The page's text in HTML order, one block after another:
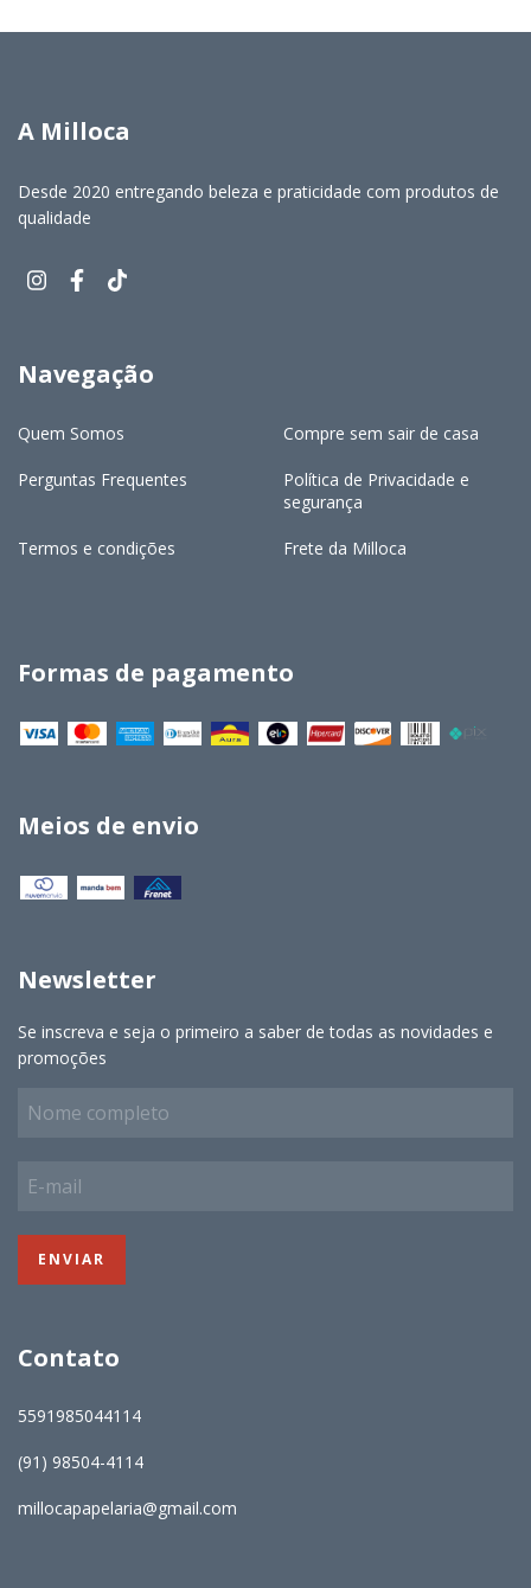
A Milloca
Desde 2020 entregando beleza e praticidade com produtos de
qualidade
Navegação
Quem Somos Compre sem sair de casa
Perguntas Frequentes
Política de Privacidade e
segurança
Termos e condições Frete da Milloca
Formas de pagamento
Meios de envio
Newsletter
Se inscreva e seja o primeiro a saber de todas as novidades e
promoções
Contato
5591985044114
(91) 98504-4114
millocapapelaria@gmail.com